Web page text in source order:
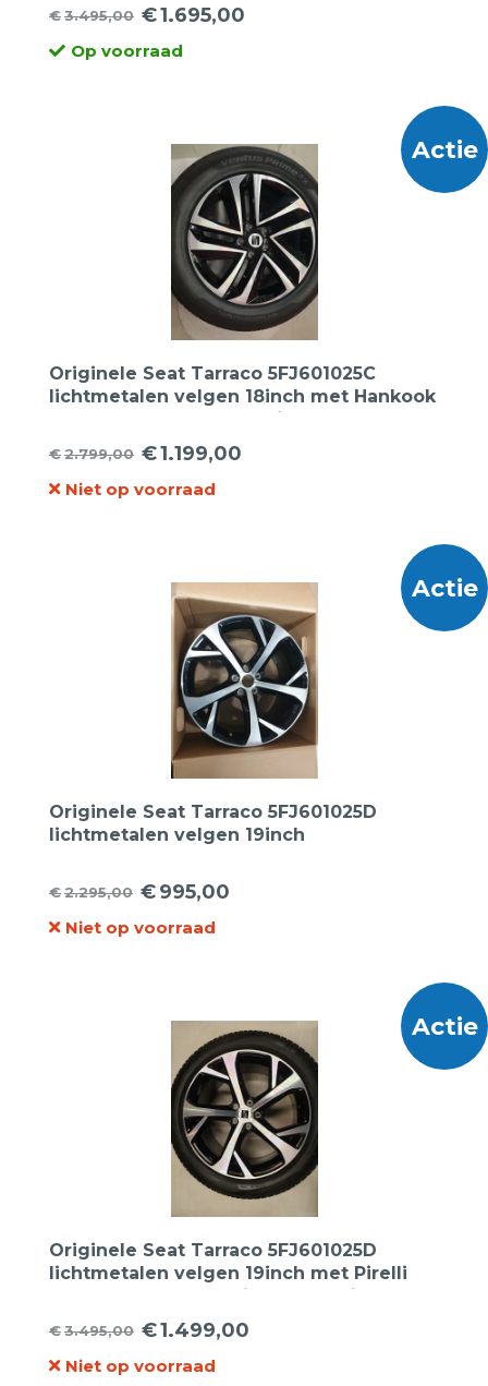
€3.495,00
Oorspronkelijke
prijs
€1.695,00
Huidige
prijsOp voorraad
Actie
Originele Seat Tarraco 5FJ601025C
lichtmetalen velgen 18inch met Hankook
235 55 18 100V Ventus Prime 3X Seal
Inside zomerbanden
€2.799,00
Oorspronkelijke
prijs
€1.199,00
Huidige
prijs
Niet op voorraad
Actie
Originele Seat Tarraco 5FJ601025D
lichtmetalen velgen 19inch
€2.295,00
Oorspronkelijke
prijs
€995,00
Huidige
prijs
Niet op voorraad
Actie
Originele Seat Tarraco 5FJ601025D
lichtmetalen velgen 19inch met Pirelli
255 45 19 100V Scorpion Seal Inside
zomerbanden
€3.495,00
Oorspronkelijke
prijs
€1.499,00
Huidige
prijs
Niet op voorraad